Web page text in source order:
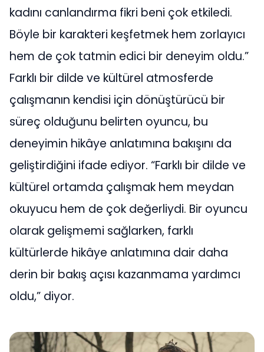
kadını canlandırma fikri beni çok etkiledi.
Böyle bir karakteri keşfetmek hem zorlayıcı
hem de çok tatmin edici bir deneyim oldu.”
Farklı bir dilde ve kültürel atmosferde
çalışmanın kendisi için dönüştürücü bir
süreç olduğunu belirten oyuncu, bu
deneyimin hikâye anlatımına bakışını da
geliştirdiğini ifade ediyor. “Farklı bir dilde ve
kültürel ortamda çalışmak hem meydan
okuyucu hem de çok değerliydi. Bir oyuncu
olarak gelişmemi sağlarken, farklı
kültürlerde hikâye anlatımına dair daha
derin bir bakış açısı kazanmama yardımcı
oldu,” diyor.